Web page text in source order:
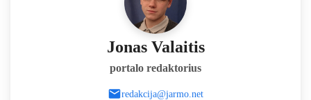
Jonas Valaitis
portalo redaktorius
redakcija@jarmo.net